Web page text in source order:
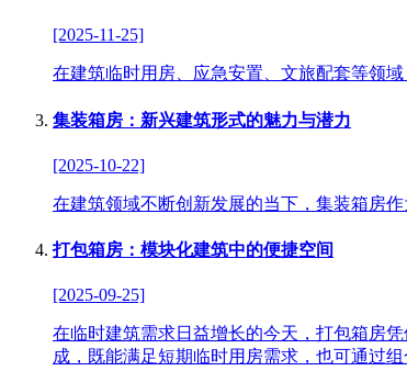
[2025-11-25]
在建筑临时用房、应急安置、文旅配套等领
集装箱房：新兴建筑形式的魅力与潜力
[2025-10-22]
在建筑领域不断创新发展的当下，集装箱房
打包箱房：模块化建筑中的便捷空间
[2025-09-25]
在临时建筑需求日益增长的今天，打包箱房
成，既能满足短期临时用房需求，也可通过